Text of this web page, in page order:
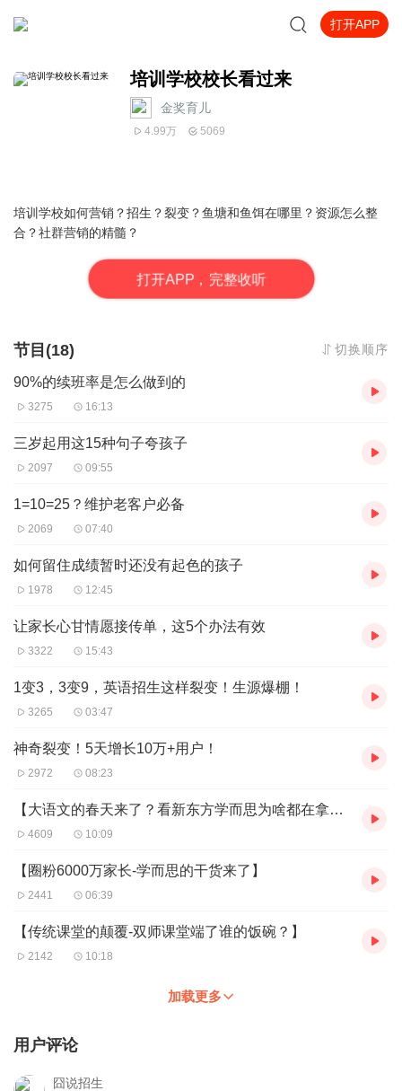
打开APP
培训学校校长看过来
金奖育儿
4.99万 5069
培训学校如何营销？招生？裂变？鱼塘和鱼饵在哪里？资源怎么整
合？社群营销的精髓？
打开APP，完整收听
节目(18) 切换顺序
90%的续班率是怎么做到的
3275 16:13
三岁起用这15种句子夸孩子
2097 09:55
1=10=25？维护老客户必备
2069 07:40
如何留住成绩暂时还没有起色的孩子
1978 12:45
让家长心甘情愿接传单，这5个办法有效
3322 15:43
1变3，3变9，英语招生这样裂变！生源爆棚！
3265 03:47
神奇裂变！5天增长10万+用户！
2972 08:23
【大语文的春天来了？看新东方学而思为啥都在拿他开刀】
4609 10:09
【圈粉6000万家长-学而思的干货来了】
2441 06:39
【传统课堂的颠覆-双师课堂端了谁的饭碗？】
2142 10:18
加载更多
用户评论
囧说招生